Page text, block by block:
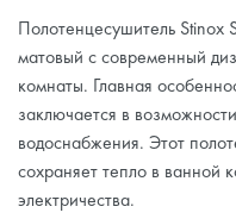
Полотенцесушитель
матовый с современный
комнаты. Главная
заключается в
водоснабжения. Этот
сохраняет тепло в ванной
электричества.